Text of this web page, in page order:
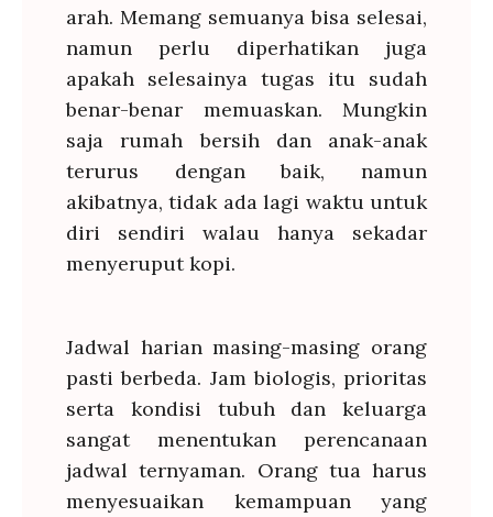
arah. Memang semuanya bisa selesai,
namun perlu diperhatikan juga
apakah selesainya tugas itu sudah
benar-benar memuaskan. Mungkin
saja rumah bersih dan anak-anak
terurus dengan baik, namun
akibatnya, tidak ada lagi waktu untuk
diri sendiri walau hanya sekadar
menyeruput kopi.
Jadwal harian masing-masing orang
pasti berbeda. Jam biologis, prioritas
serta kondisi tubuh dan keluarga
sangat menentukan perencanaan
jadwal ternyaman. Orang tua harus
menyesuaikan kemampuan yang